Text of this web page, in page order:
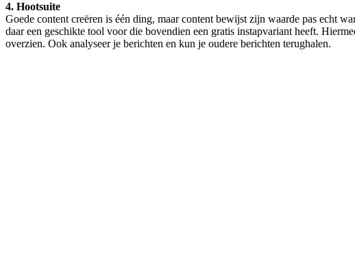
4. Hootsuite
Goede content creëren is één ding, maar content bewijst zijn waarde pas echt
daar een geschikte tool voor die bovendien een gratis instapvariant heeft.
overzien. Ook analyseer je berichten en kun je oudere berichten terughalen.